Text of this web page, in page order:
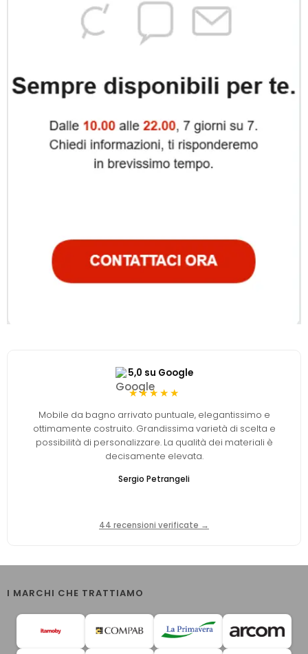
5,0 su Google
★★★★★
Mobile da bagno arrivato puntuale, elegantissimo e
ottimamente costruito. Grandissima varietà di scelta e
possibilità di personalizzare. La qualità dei materiali è
decisamente elevata.
Sergio Petrangeli
44 recensioni verificate →
I MARCHI CHE TRATTIAMO